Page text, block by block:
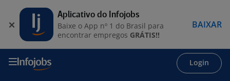
Login
Aplicativo do Infojobs
Baixe o App nº 1 do Brasil para
encontrar empregos GRÁTIS!!
BAIXAR